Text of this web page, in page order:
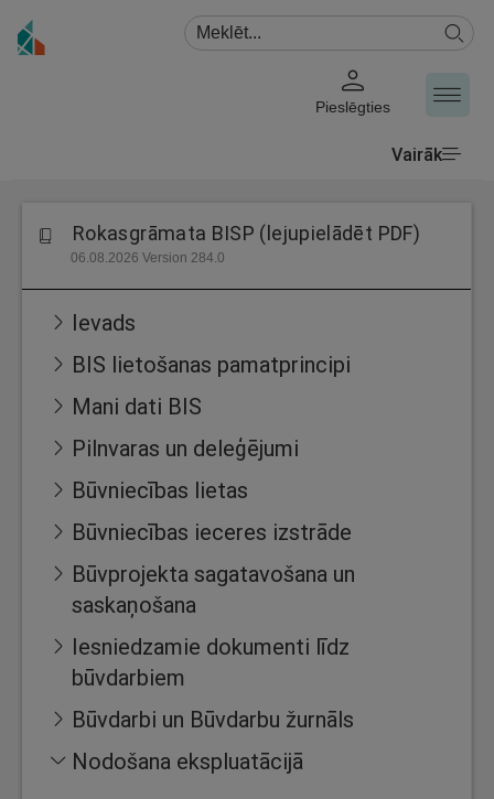
Pieslēgties
Vairāk
Rokasgrāmata BISP (lejupielādēt PDF)
06.08.2026 Version 284.0
Ievads
BIS lietošanas pamatprincipi
Mani dati BIS
Pilnvaras un deleģējumi
Būvniecības lietas
Būvniecības ieceres izstrāde
Būvprojekta sagatavošana un
saskaņošana
Iesniedzamie dokumenti līdz
būvdarbiem
Būvdarbi un Būvdarbu žurnāls
Nodošana ekspluatācijā